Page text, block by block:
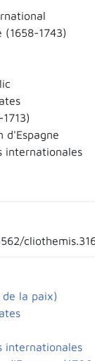
(1658-1743)
d'Espagne
internationales
la paix)
internationales